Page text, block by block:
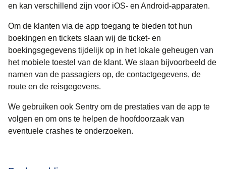
en kan verschillend zijn voor iOS- en Android-apparaten.
Om de klanten via de app toegang te bieden tot hun
boekingen en tickets slaan wij de ticket- en
boekingsgegevens tijdelijk op in het lokale geheugen van
het mobiele toestel van de klant. We slaan bijvoorbeeld de
namen van de passagiers op, de contactgegevens, de
route en de reisgegevens.
We gebruiken ook Sentry om de prestaties van de app te
volgen en om ons te helpen de hoofdoorzaak van
eventuele crashes te onderzoeken.